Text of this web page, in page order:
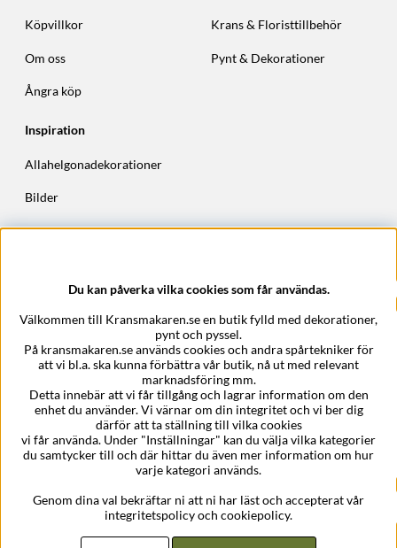
Köpvillkor
Om oss
Ångra köp
Krans & Floristtillbehör
Pynt & Dekorationer
Inspiration
Allahelgonadekorationer
Bilder
Höstkransar
Epost:support@kransmakaren.se
Du kan påverka vilka cookies som får användas.
Välkommen till Kransmakaren.se en butik fylld med dekorationer,
pynt och pyssel.
På kransmakaren.se används cookies och andra spårtekniker för
att vi bl.a. ska kunna förbättra vår butik, nå ut med relevant
marknadsföring mm.
Detta innebär att vi får tillgång och lagrar information om den
enhet du använder. Vi värnar om din integritet och vi ber dig
därför att ta ställning till vilka cookies
vi får använda. Under "Inställningar" kan du välja vilka kategorier
du samtycker till och där hittar du även mer information om hur
varje kategori används.
Genom dina val bekräftar ni att ni har läst och accepterat vår
integritetspolicy och cookiepolicy.